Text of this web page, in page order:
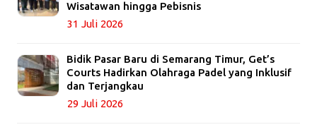
Wisatawan hingga Pebisnis
31 Juli 2026
Bidik Pasar Baru di Semarang Timur, Get’s
Courts Hadirkan Olahraga Padel yang Inklusif
dan Terjangkau
29 Juli 2026